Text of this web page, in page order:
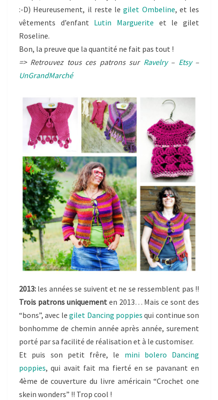
:-D) Heureusement, il reste legilet Ombeline, et les
vêtements d’enfant Lutin Marguerite et le gilet
Roseline.
Bon, la preuve que la quantité ne fait pas tout !
=> Retrouvez tous ces patrons sur Ravelry– Etsy–
UnGrandMarché
2013: les années se suivent et ne se ressemblent pas !!
Trois patrons uniquementen 2013… Mais ce sont des
“bons”, avec legilet Dancing poppies qui continue son
bonhomme de chemin année après année, surement
porté par sa facilité de réalisation et à le customiser.
Et puis son petit frêre, le mini bolero Dancing
poppies, qui avait fait ma fierté en se pavanant en
4ème de couverture du livre américain “Crochet one
skein wonders” !! Trop cool !